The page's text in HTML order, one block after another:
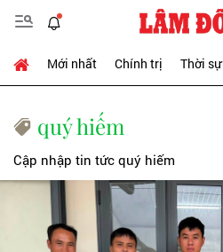
Mới nhất Chính trị Thời sự
quý hiếm
Cập nhập tin tức quý hiếm